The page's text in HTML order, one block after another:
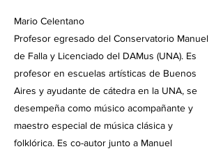
Mario Celentano
Profesor egresado del Conservatorio Manuel
de Falla y Licenciado del DAMus (UNA). Es
profesor en escuelas artísticas de Buenos
Aires y ayudante de cátedra en la UNA, se
desempeña como músico acompañante y
maestro especial de música clásica y
folklórica. Es co-autor junto a Manuel